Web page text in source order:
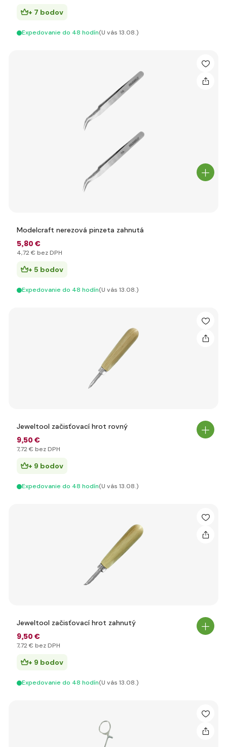
+ 7 bodov
Expedovanie do 48 hodín(U vás 13.08.)
Modelcraft nerezová pinzeta zahnutá
5,80 €
4,72 € bez DPH
+ 5 bodov
Expedovanie do 48 hodín(U vás 13.08.)
Jeweltool začisťovací hrot rovný
9,50 €
7,72 € bez DPH
+ 9 bodov
Expedovanie do 48 hodín(U vás 13.08.)
Jeweltool začisťovací hrot zahnutý
9,50 €
7,72 € bez DPH
+ 9 bodov
Expedovanie do 48 hodín(U vás 13.08.)